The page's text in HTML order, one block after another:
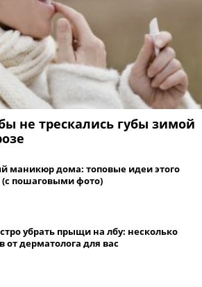
не трескались губы зимой
маникюр дома: топовые идеи этого
(с пошаговыми фото)
убрать прыщи на лбу: несколько
от дерматолога для вас